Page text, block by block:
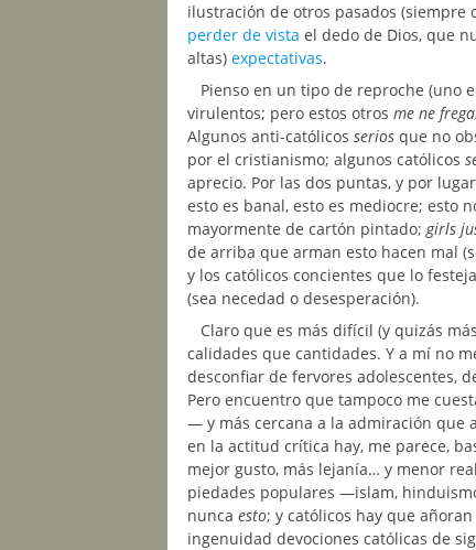
ilustración de otros pasados (siempre
perder de vista el dedo de Dios, que
altas) expectativas.
Pienso en un tipo de reproche (uno
virulentos; pero estos otros me ne
Algunos anti-católicos serios que no
por el cristianismo; algunos católicos
aprecio. Por las dos puntas, y por
esto es banal, esto es mediocre; esto
mayormente de cartón pintado;girls
de arriba que arman esto hacen mal
y los católicos concientes que lo
(sea necedad o desesperación).
Claro que es más difícil (y quizás
calidades que cantidades. Y a mí no
desconfiar de fervores adolescentes,
Pero encuentro que tampoco me
— y más cercana a la admiración que
en la actitud crítica hay, me parece,
mejor gusto, más lejanía… y menor
piedades populares —islam,
nunca esto; y católicos hay que
ingenuidad devociones católicas de